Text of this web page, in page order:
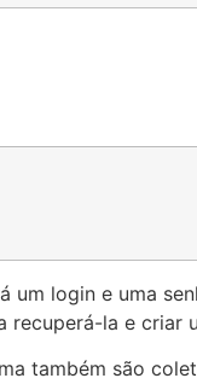
login e uma
recuperá-la e criar
também são